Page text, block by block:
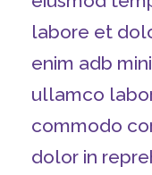
labore et
enim adb
ullamco
commodo
dolor in